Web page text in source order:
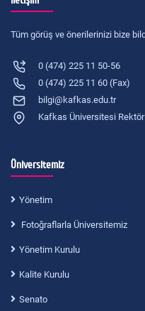
Tüm görüş ve önerilerinizi bize
0 (474) 225 11 50-56
0 (474) 225 11 60 (Fax)
bilgi@kafkas.edu.tr
Kafkas Üniversitesi
Üniversitemiz
Yönetim
Fotoğraflarla Üniversitemiz
Yönetim Kurulu
Kalite Kurulu
Senato